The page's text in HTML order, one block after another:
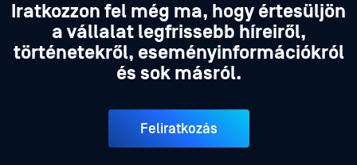
Iratkozzon fel még ma, hogy értesüljön
a vállalat legfrissebb híreiről,
történetekről, eseményinformációkról
és sok másról.
Feliratkozás